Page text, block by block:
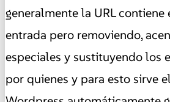
generalmente la URL
entrada pero removiendo,
especiales y sustituyendo los
por quienes y para esto sirve